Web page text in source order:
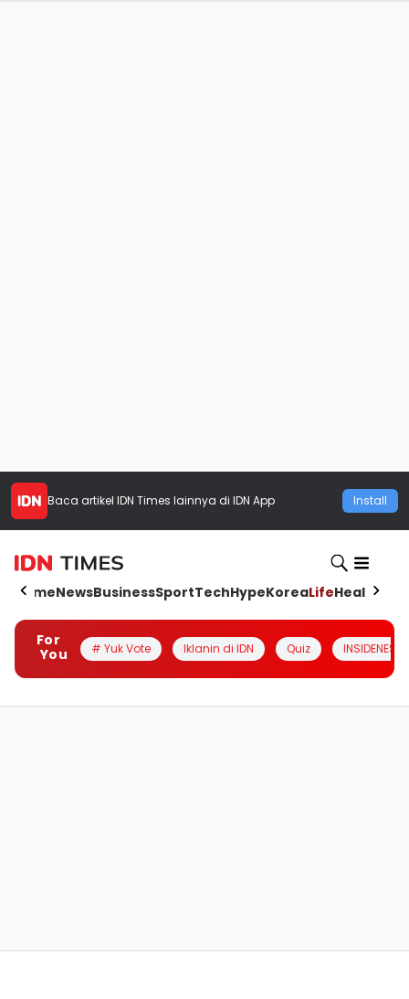
Baca artikel IDN Times lainnya di IDN App Install
HomeNewsBusinessSportTechHypeKoreaLifeHealth
For
You
# Yuk Vote Iklanin di IDN Quiz INSIDENESIA